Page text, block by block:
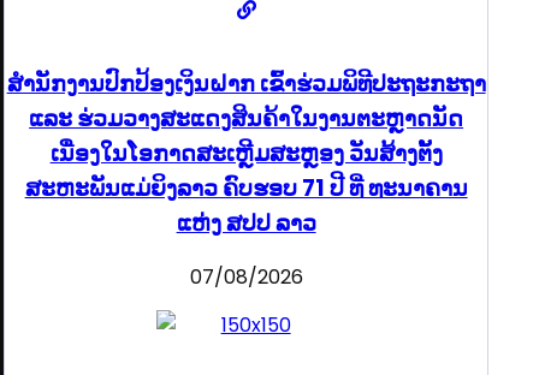
ສຳນັກງານປົກປ້ອງເງິນຝາກ ເຂົ້າຮ່ວມພິທີປະຖະກະຖາ
ແລະ ຮ່ວມວາງສະແດງສິນຄ້າໃນງານຕະຫຼາດນັດ
ເນື່ອງໃນໂອກາດສະເຫຼີມສະຫຼອງ ວັນສ້າງຕັ້ງ
ສະຫະພັນແມ່ຍິງລາວ ຄົບຮອບ 71 ປີ ທີ່ ທະນາຄານ
ແຫ່ງ ສປປ ລາວ
07/08/2026